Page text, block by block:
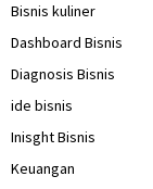
Bisnis kuliner
Dashboard Bisnis
Diagnosis Bisnis
ide bisnis
Inisght Bisnis
Keuangan